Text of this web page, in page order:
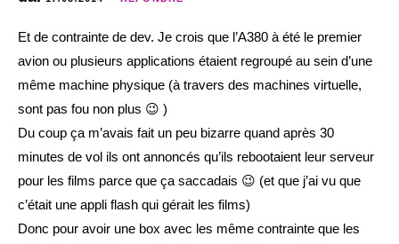
Et de contrainte de dev. Je crois que l’A380 à été le premier
avion ou plusieurs applications étaient regroupé au sein d’une
même machine physique (à travers des machines virtuelle,
sont pas fou non plus 😉 )
Du coup ça m’avais fait un peu bizarre quand après 30
minutes de vol ils ont annoncés qu’ils rebootaient leur serveur
pour les films parce que ça saccadais 😉 (et que j’ai vu que
c’était une appli flash qui gérait les films)
Donc pour avoir une box avec les même contrainte que les